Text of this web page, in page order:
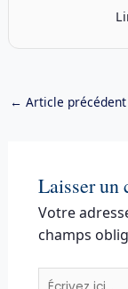
← Article précédent
Laisser un
Votre
champs
Écrivez